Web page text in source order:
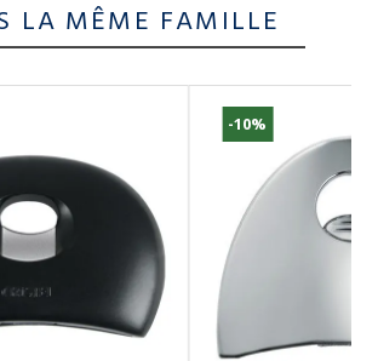
LA MÊME FAMILLE
-10%